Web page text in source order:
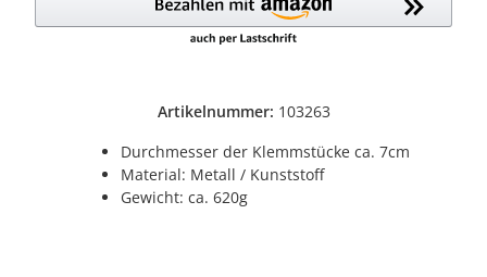
Artikelnummer: 103263
Durchmesser der Klemmstücke ca. 7cm
Material: Metall / Kunststoff
Gewicht: ca. 620g